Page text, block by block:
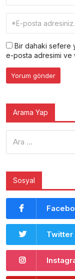
Bir dahaki sefere
e-posta adresimi ve
Arama Yap
Sosyal
Twitter